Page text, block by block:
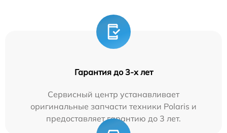
Гарантия до 3-х лет
Сервисный центр устанавливает
оригинальные запчасти техники Polaris и
предоставляет гарантию до 3 лет.